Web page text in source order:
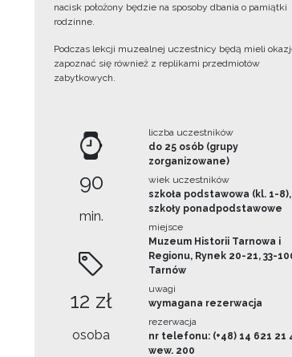
nacisk położony będzie na sposoby dbania o pamiątki
rodzinne.
Podczas lekcji muzealnej uczestnicy będą mieli
zapoznać się również z replikami przedmiotów
zabytkowych.
90
min.
12 zł
osoba
liczba uczestników
do 25 osób (grupy
zorganizowane)
wiek uczestników
szkoła podstawowa (kl. 1-8),
szkoły ponadpodstawowe
miejsce
Muzeum Historii Tarnowa i
Regionu, Rynek 20-21, 33-
Tarnów
uwagi
wymagana rezerwacja
rezerwacja
nr telefonu: (+48) 14 621 21
wew. 200